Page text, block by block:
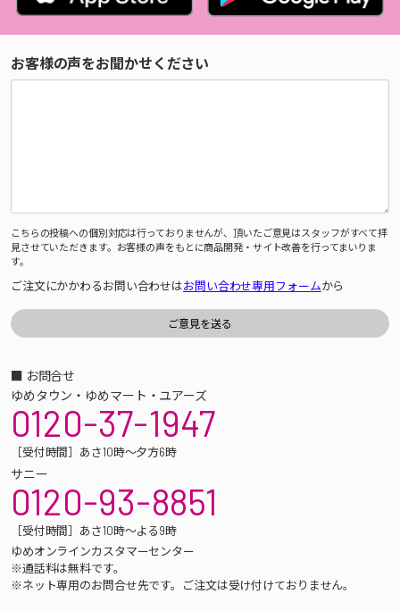
お客様の声をお聞かせください
こちらの投稿への個別対応は行っておりませんが、頂いたご意見はスタッフがすべて拝
見させていただきます。お客様の声をもとに商品開発・サイト改善を行ってまいりま
す。
ご注文にかかわるお問い合わせはお問い合わせ専用フォームから
■ お問合せ
ゆめタウン・ゆめマート・ユアーズ
0120-37-1947
［受付時間］あさ10時～夕方6時
サニー
0120-93-8851
［受付時間］あさ10時～よる9時
ゆめオンラインカスタマーセンター
※通話料は無料です。
※ネット専用のお問合せ先です。ご注文は受け付けておりません。